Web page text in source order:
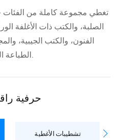
تغطي مجموعة كاملة من الفئات
الصلبة، والكتب ذات الأغلفة
الفنون، والكتب الجيبية،
الطباعة المتنوعة في جميع السيناريوهات.
حرفية
تشطيبات الأغطية